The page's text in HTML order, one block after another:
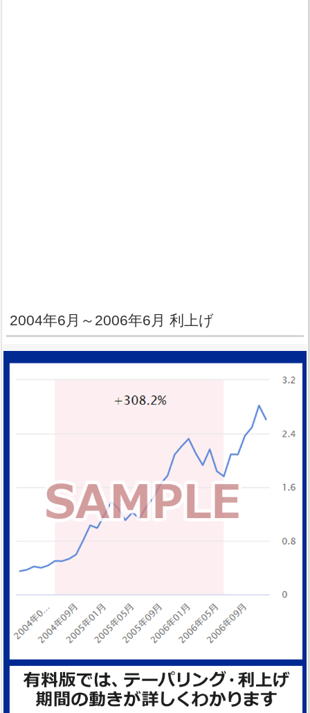
2004年6月～2006年6月 利上げ